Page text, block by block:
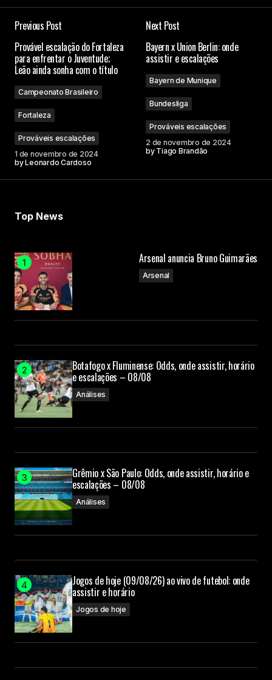
Campos obrigatórios são marcados com*
Your Name
Previous Post
Provável escalação do Fortaleza
para enfrentar o Juventude;
Leão ainda sonha com o título
Campeonato Brasileiro
Fortaleza
Prováveis escalações
1 de novembro de 2024
byLeonardo Cardoso
Next Post
Bayern x Union Berlin: onde
assistir e escalações
Bayern de Munique
Bundesliga
Prováveis escalações
2 de novembro de 2024
by Tiago Brandão
Top News
Arsenal anuncia Bruno Guimarães
Arsenal
Botafogo x Fluminense: Odds, onde assistir, horário
e escalações – 08/08
Análises
Grêmio x São Paulo: Odds, onde assistir, horário e
escalações – 08/08
Análises
Jogos de hoje (09/08/26) ao vivo de futebol: onde
assistir e horário
Jogos de hoje